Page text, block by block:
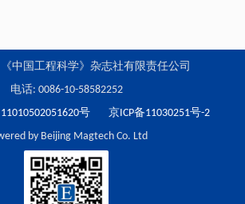
中国工程科学》杂志社有限责任公司
电话: 0086-10-58582252
号
京ICP备11030251号-2
by Beijing Magtech Co. Ltd